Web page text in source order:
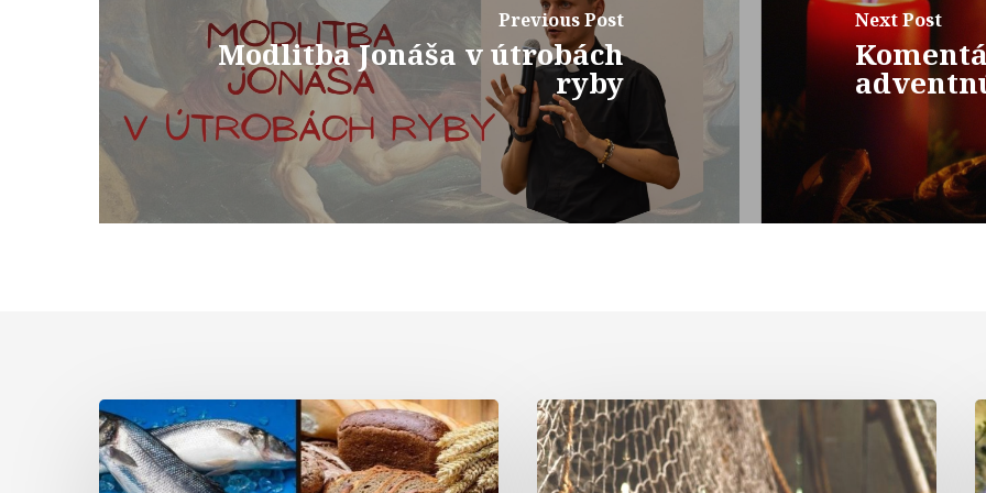
Previous Post
Modlitba Jonáša v útrobách
ryby
Next Post
Komentár
k
textom
Komentár
k
textom
k